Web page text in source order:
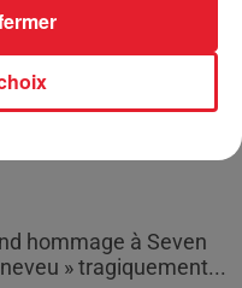
explosent :
E10 au-dessus de...
hommage à Seven
» tragiquement...